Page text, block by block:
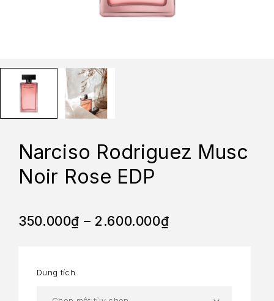
Narciso Rodriguez Musc
Noir Rose EDP
350.000₫ – 2.600.000₫
Dung tích